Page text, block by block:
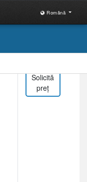
Română
Solicită
preț